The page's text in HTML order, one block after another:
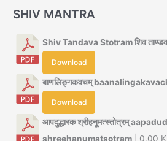
SHIV MANTRA
Shiv Tandava Stotram शिव ताण्डव
Download
बाणलिङ्गकवचम्
Download
आपदुद्धारक श्रीहनूमत्स्तोत्रम्
shreehanumatsotram | 0.00